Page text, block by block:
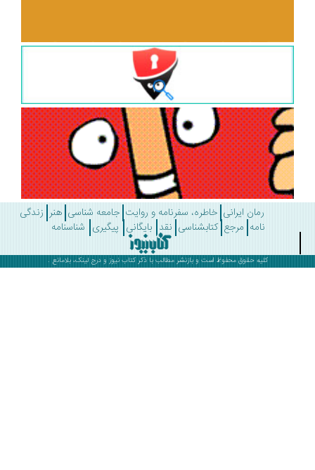
رمان ایرانی خاطره، سفرنامه و روایت جامعه شناسی هنر زندگی
مرجع کتابشناسی نقد بایگانی پیگیری شناسنامه
کلیه حقوق محفوظ است و بازنشر مطالب با ذکرکتاب نیوز و درج لینک، بلامانع .